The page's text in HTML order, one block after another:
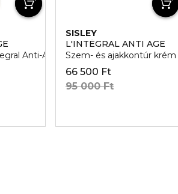
Anti-Age Ranctalanito Arckrem
SISLEY
L'INTÉGRAL ANTI AGE
Szem- és ajakkontúr
66 500 Ft
95 000 Ft